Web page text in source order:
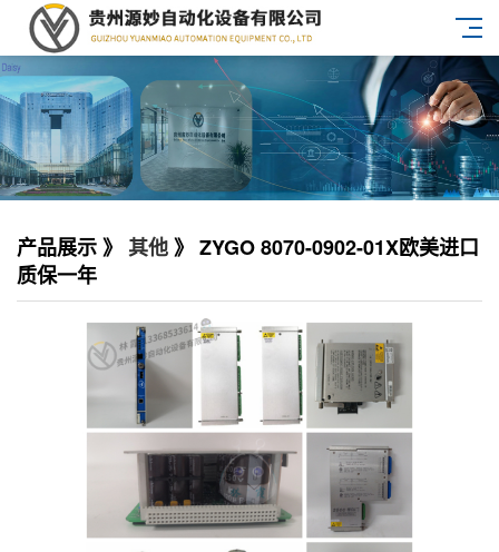
产品展示 》 其他》 ZYGO 8070-0902-01X欧美进口
质保一年